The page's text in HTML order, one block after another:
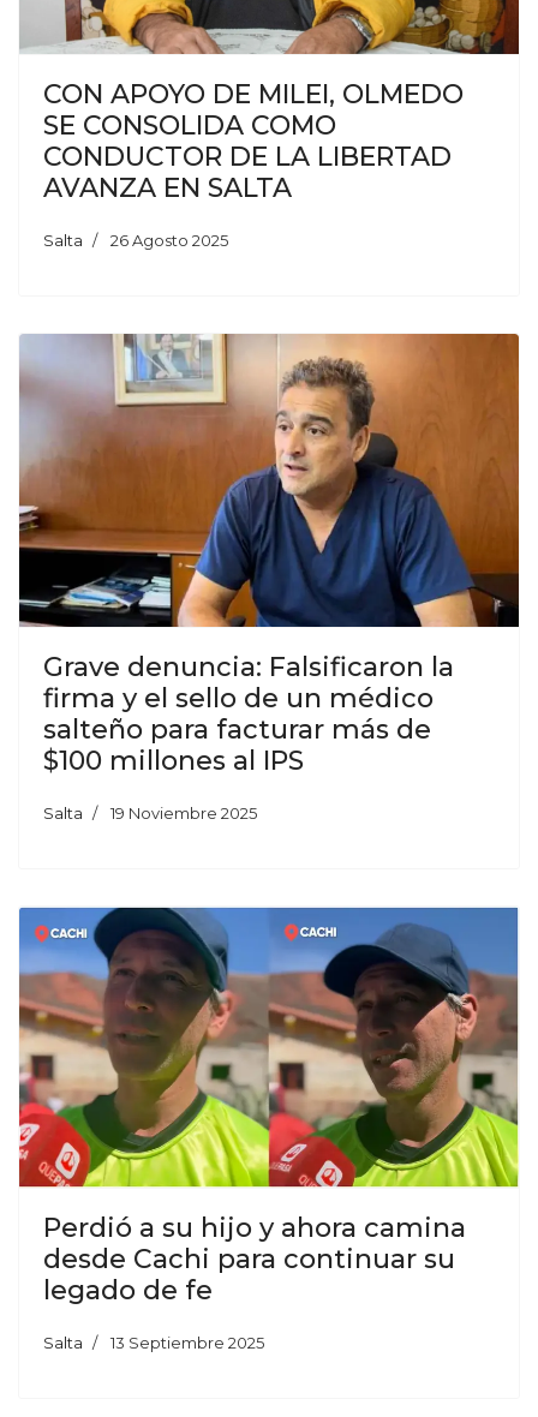
CON APOYO DE MILEI, OLMEDO
SE CONSOLIDA COMO
CONDUCTOR DE LA LIBERTAD
AVANZA EN SALTA
Salta 26 Agosto 2025
Grave denuncia: Falsificaron la
firma y el sello de un médico
salteño para facturar más de
$100 millones al IPS
Salta 19 Noviembre 2025
Perdió a su hijo y ahora camina
desde Cachi para continuar su
legado de fe
Salta 13 Septiembre 2025